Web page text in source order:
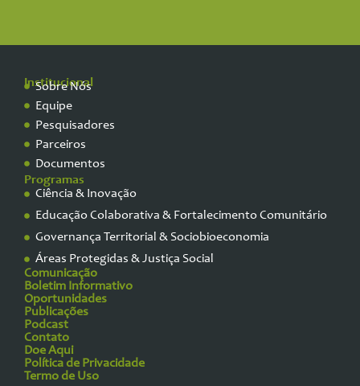
Institucional
Sobre Nós
Equipe
Pesquisadores
Parceiros
Documentos
Programas
Ciência & Inovação
Educação Colaborativa & Fortalecimento Comunitário
Governança Territorial & Sociobioeconomia
Áreas Protegidas & Justiça Social
Comunicação
Boletim Informativo
Oportunidades
Publicações
Podcast
Contato
Doe Aqui
Política de Privacidade
Termo de Uso